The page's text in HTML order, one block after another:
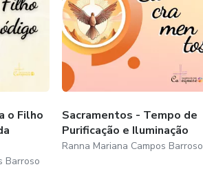
o Filho
Barroso
Sacramentos - Tempo de
Purificação e Iluminação
Ranna Mariana Campos Barroso